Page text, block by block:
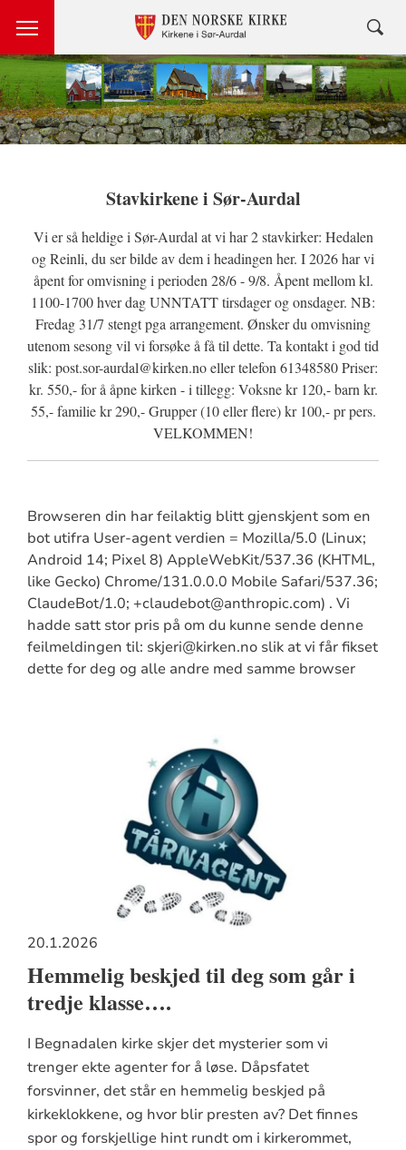
Stavkirkene i Sør-Aurdal
Vi er så heldige i Sør-Aurdal at vi har 2 stavkirker: Hedalen
og Reinli, du ser bilde av dem i headingen her. I 2026 har vi
åpent for omvisning i perioden 28/6 - 9/8. Åpent mellom kl.
1100-1700 hver dag UNNTATT tirsdager og onsdager. NB:
Fredag 31/7 stengt pga arrangement. Ønsker du omvisning
utenom sesong vil vi forsøke å få til dette. Ta kontakt i god tid
slik: post.sor-aurdal@kirken.no eller telefon 61348580 Priser:
kr. 550,- for å åpne kirken - i tillegg: Voksne kr 120,- barn kr.
55,- familie kr 290,- Grupper (10 eller flere) kr 100,- pr pers.
VELKOMMEN!
Browseren din har feilaktig blitt gjenskjent som en
bot utifra User-agent verdien = Mozilla/5.0 (Linux;
Android 14; Pixel 8) AppleWebKit/537.36 (KHTML,
like Gecko) Chrome/131.0.0.0 Mobile Safari/537.36;
ClaudeBot/1.0; +claudebot@anthropic.com) . Vi
hadde satt stor pris på om du kunne sende denne
feilmeldingen til: skjeri@kirken.no slik at vi får fikset
dette for deg og alle andre med samme browser
20.1.2026
Hemmelig beskjed til deg som går i
tredje klasse….
I Begnadalen kirke skjer det mysterier som vi
trenger ekte agenter for å løse. Dåpsfatet
forsvinner, det står en hemmelig beskjed på
kirkeklokkene, og hvor blir presten av? Det finnes
spor og forskjellige hint rundt om i kirkerommet,